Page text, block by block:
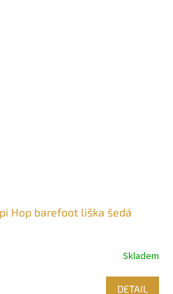
Hop barefoot liška šedá
Skladem
DETAIL